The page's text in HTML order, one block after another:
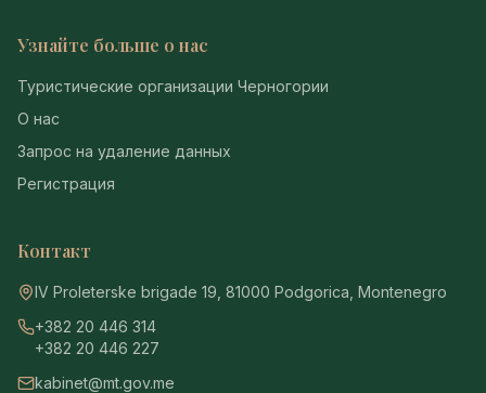
Узнайте больше о нас
Туристические организации Черногории
О нас
Запрос на удаление данных
Регистрация
Контакт
IV Proleterske brigade 19, 81000 Podgorica, Montenegro
+382 20 446 314
+382 20 446 227
kabinet@mt.gov.me